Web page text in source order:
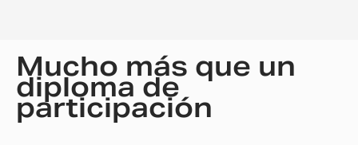
Mucho más que un
diploma de
participación